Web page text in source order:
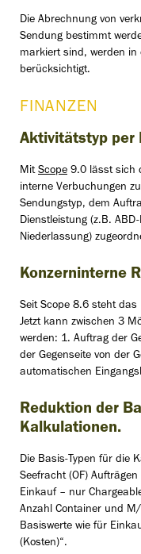
Die Abrechnung von
Sendung bestimmt
markiert sind, werden in
berücksichtigt.
FINANZEN
Aktivitätstyp per
Mit Scope 9.0 lässt sich
interne Verbuchungen
Sendungstyp, dem
Dienstleistung (z.B.
Niederlassung)
Konzerninterne
Seit Scope 8.6 steht
Jetzt kann zwischen 3
werden: 1. Auftrag der
der Gegenseite von der
automatischen
Reduktion der
Kalkulationen.
Die Basis-Typen für die
Seefracht (OF)
Einkauf – nur
Anzahl Container und
Basiswerte wie für
(Kosten)“.